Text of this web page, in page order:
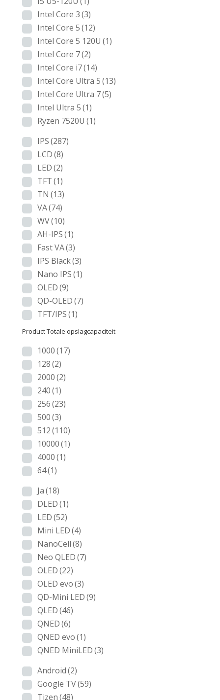
Intel Core 3(3)
Intel Core 5(12)
Intel Core 5 120U (1)
Intel Core 7(2)
Intel Core i7(14)
Intel Core Ultra 5(13)
Intel Core Ultra 7(5)
Intel Ultra 5(1)
Ryzen 7520U (1)
IPS(287)
LCD(8)
LED(2)
TFT(1)
TN (13)
VA(74)
WV(10)
AH-IPS(1)
Fast VA(3)
IPS Black(3)
Nano IPS(1)
OLED(9)
QD-OLED(7)
TFT/IPS(1)
Product Totale opslagcapaciteit
1000(17)
128(2)
2000(2)
240(1)
256(23)
500(3)
512(110)
10000(1)
4000(1)
64(1)
Ja(18)
DLED(1)
LED(52)
Mini LED(4)
NanoCell(8)
Neo QLED(7)
OLED(22)
OLED evo(3)
QD-Mini LED(9)
QLED(46)
QNED(6)
QNED evo(1)
QNED MiniLED(3)
Android(2)
Google TV(59)
Tizen(48)